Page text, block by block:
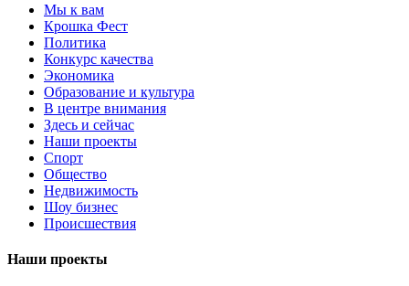
Мы к вам
Крошка Фест
Политика
Конкурс качества
Экономика
Образование и культура
В центре внимания
Здесь и сейчас
Наши проекты
Спорт
Общество
Недвижимость
Шоу бизнес
Происшествия
Наши проекты